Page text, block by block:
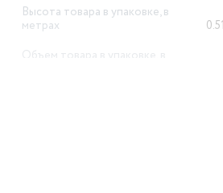
Высота товара в упаковке, в
метрах
0.51
Объем товара в упаковке, в